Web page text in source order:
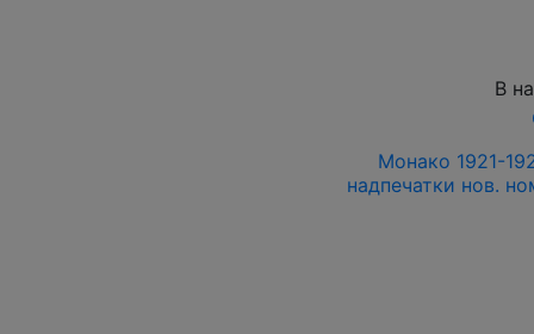
В
Монако 1921-
надпечатки нов.